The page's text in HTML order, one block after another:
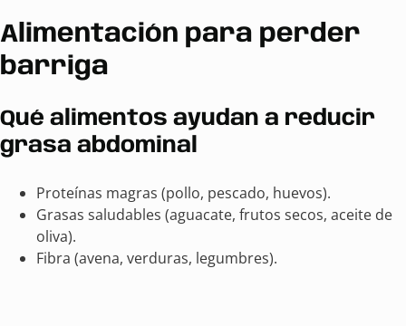
Alimentación para perder
barriga
Qué alimentos ayudan a reducir
grasa abdominal
Proteínas magras (pollo, pescado, huevos).
Grasas saludables (aguacate, frutos secos, aceite de
oliva).
Fibra (avena, verduras, legumbres).